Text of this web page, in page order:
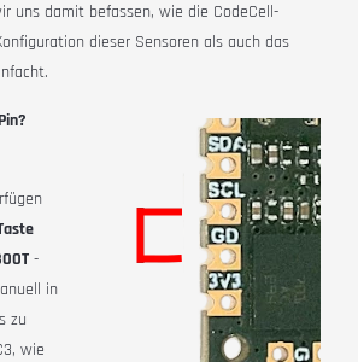
uns damit befassen, wie die CodeCell-
dieser Sensoren als auch das
-
in
zu
wie